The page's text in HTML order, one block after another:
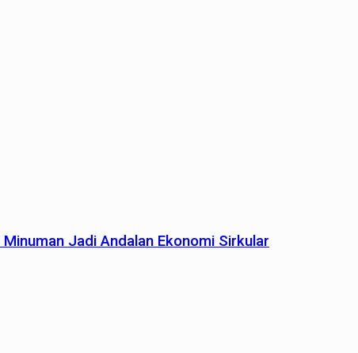
Jadi Andalan Ekonomi Sirkular